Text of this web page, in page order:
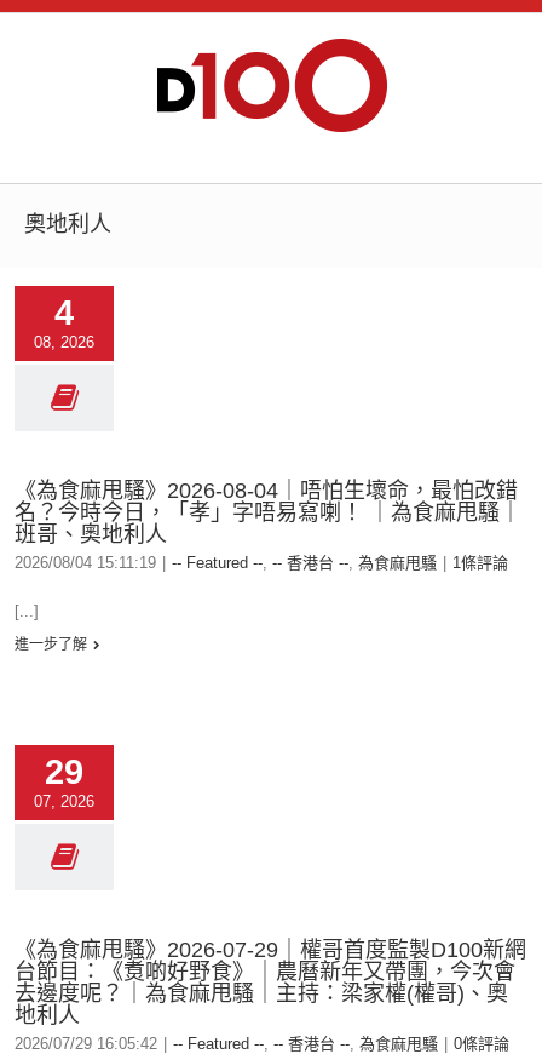
奧地利人
4
08, 2026
《為食麻甩騷》2026-08-04｜唔怕生壞命，最怕改錯
名？今時今日，「孝」字唔易寫喇！ ｜為食麻甩騷｜
班哥、奧地利人
2026/08/04 15:11:19 -- Featured --, -- 香港台 --, 為食麻甩騷 1條評論
[...]
進一步了解
29
07, 2026
《為食麻甩騷》2026-07-29｜權哥首度監製D100新網
台節目：《煑啲好野食》｜農曆新年又帶團，今次會
去邊度呢？｜為食麻甩騷｜主持：梁家權(權哥)、奧
地利人
2026/07/29 16:05:42 -- Featured --, -- 香港台 --, 為食麻甩騷 0條評論